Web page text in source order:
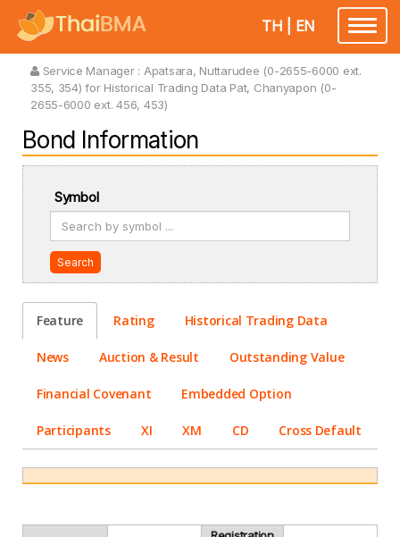
Toggle
TH EN
Service Manager : Apatsara, Nuttarudee (0-2655-6000 ext.
355, 354) for Historical Trading Data Pat, Chanyapon (0-
2655-6000 ext. 456, 453)
Bond Information
Symbol
Search
Feature Rating Historical Trading Data
News Auction & Result Outstanding Value
Financial Covenant Embedded Option
Participants XI XM CD Cross Default